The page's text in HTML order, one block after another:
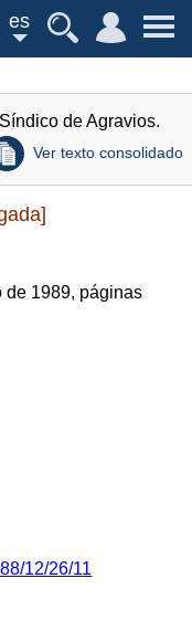
es
de Agravios.
Ver texto consolidado
de 1989, páginas
12/26/11